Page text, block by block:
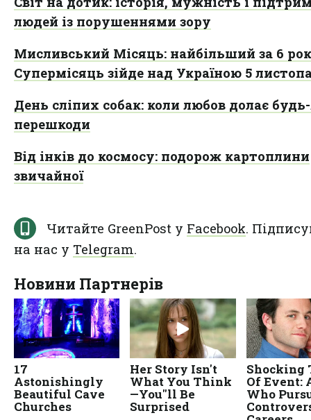
людей із порушеннями зору
Мисливський Місяць: найбільший за 6
Супермісяць зійде над Україною 5
День сліпих собак: коли любов долає
перешкоди
Від інків до космосу: подорож картоплини
звичайної
Читайте GreenPost у Facebook.
на нас у Telegram.